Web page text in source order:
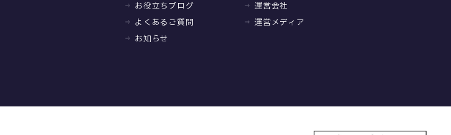
お役立ちブログ
よくあるご質問
お知らせ
運営会社
運営メディア